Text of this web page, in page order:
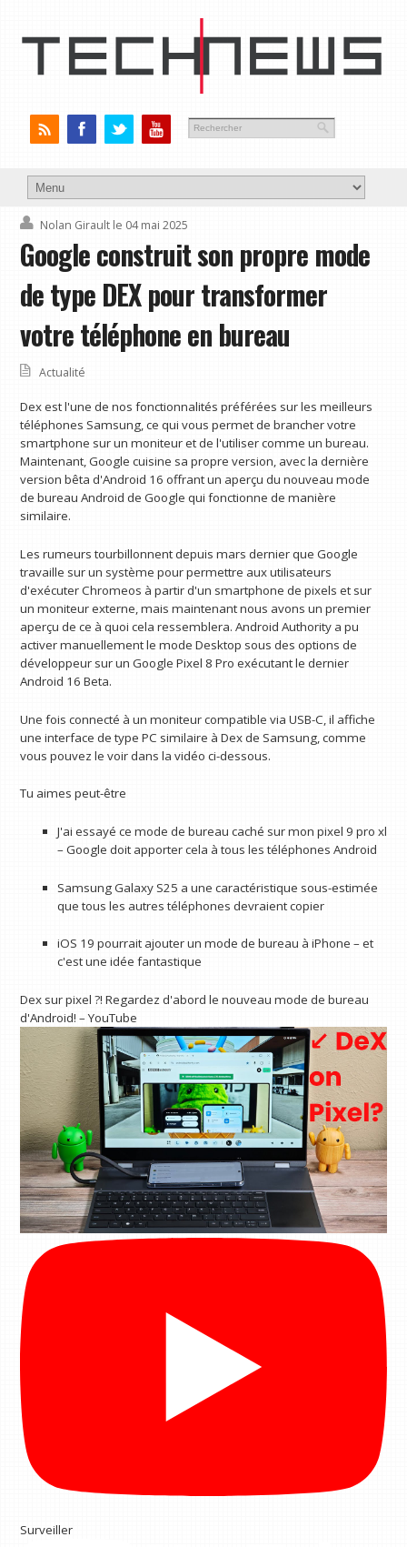
Nolan Girault le 04 mai 2025
Google construit son propre mode
de type DEX pour transformer
votre téléphone en bureau
Actualité
Dex est l'une de nos fonctionnalités préférées sur les meilleurs
téléphones Samsung, ce qui vous permet de brancher votre
smartphone sur un moniteur et de l'utiliser comme un bureau.
Maintenant, Google cuisine sa propre version, avec la dernière
version bêta d'Android 16 offrant un aperçu du nouveau mode
de bureau Android de Google qui fonctionne de manière
similaire.
Les rumeurs tourbillonnent depuis mars dernier que Google
travaille sur un système pour permettre aux utilisateurs
d'exécuter Chromeos à partir d'un smartphone de pixels et sur
un moniteur externe, mais maintenant nous avons un premier
aperçu de ce à quoi cela ressemblera. Android Authority a pu
activer manuellement le mode Desktop sous des options de
développeur sur un Google Pixel 8 Pro exécutant le dernier
Android 16 Beta.
Une fois connecté à un moniteur compatible via USB-C, il affiche
une interface de type PC similaire à Dex de Samsung, comme
vous pouvez le voir dans la vidéo ci-dessous.
Tu aimes peut-être
J'ai essayé ce mode de bureau caché sur mon pixel 9 pro xl
– Google doit apporter cela à tous les téléphones Android
Samsung Galaxy S25 a une caractéristique sous-estimée
que tous les autres téléphones devraient copier
iOS 19 pourrait ajouter un mode de bureau à iPhone – et
c'est une idée fantastique
Dex sur pixel ?! Regardez d'abord le nouveau mode de bureau
d'Android! – YouTube
Surveiller